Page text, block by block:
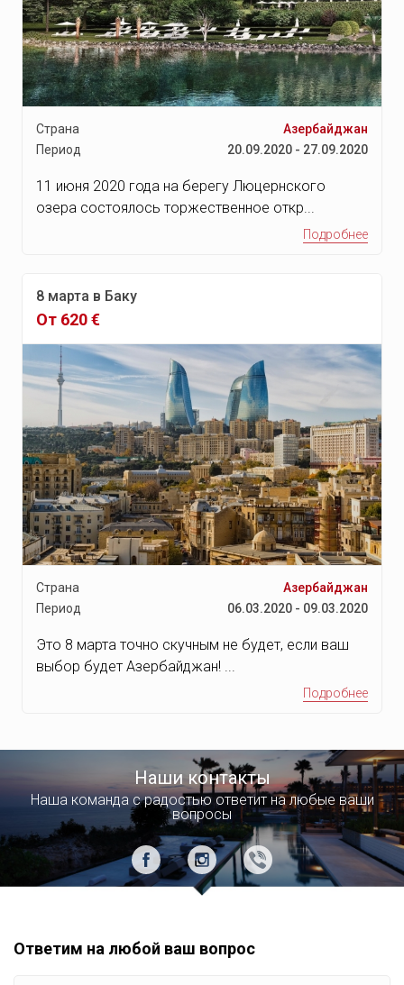
Страна
Азербайджан
Период
20.09.2020 - 27.09.2020
11 июня 2020 года на берегу Люцернского
озера состоялось торжественное откр...
Подробнее
8 марта в Баку
От 620 €
Страна
Азербайджан
Период
06.03.2020 - 09.03.2020
Это 8 марта точно скучным не будет, если ваш
выбор будет Азербайджан! ...
Подробнее
Наши контакты
Наша команда с радостью ответит на любые ваши
вопросы
Ответим на любой ваш вопрос